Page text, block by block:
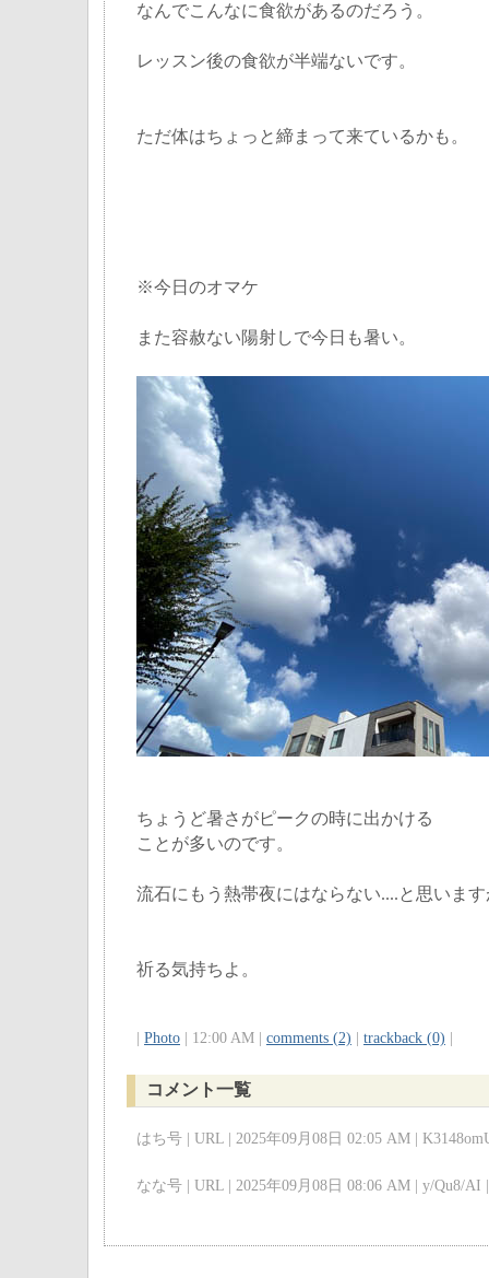
なんでこんなに食欲があるのだろう。
レッスン後の食欲が半端ないです。
ただ体はちょっと締まって来ているかも。
※今日のオマケ
また容赦ない陽射しで今日も暑い。
ちょうど暑さがピークの時に出かける
ことが多いのです。
流石にもう熱帯夜にはならない....と思いま
祈る気持ちよ。
Photo | 12:00 AM | comments (2) trackback (0)
コメント一覧
はち号 | URL | 2025年09月08日 02:05 AM |
なな号 | URL | 2025年09月08日 08:06 AM | y/Qu8/AI |